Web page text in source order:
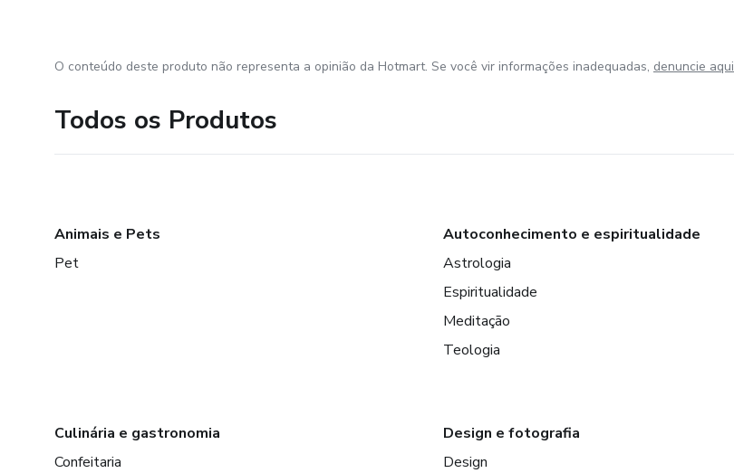
O conteúdo deste produto não representa a opinião da Hotmart. Se você vir informações inadequadas, denuncie aqui
Todos os Produtos
Animais e Pets
Pet
Autoconhecimento e espiritualidade
Astrologia
Espiritualidade
Meditação
Teologia
Culinária e gastronomia
Confeitaria
Design e fotografia
Design